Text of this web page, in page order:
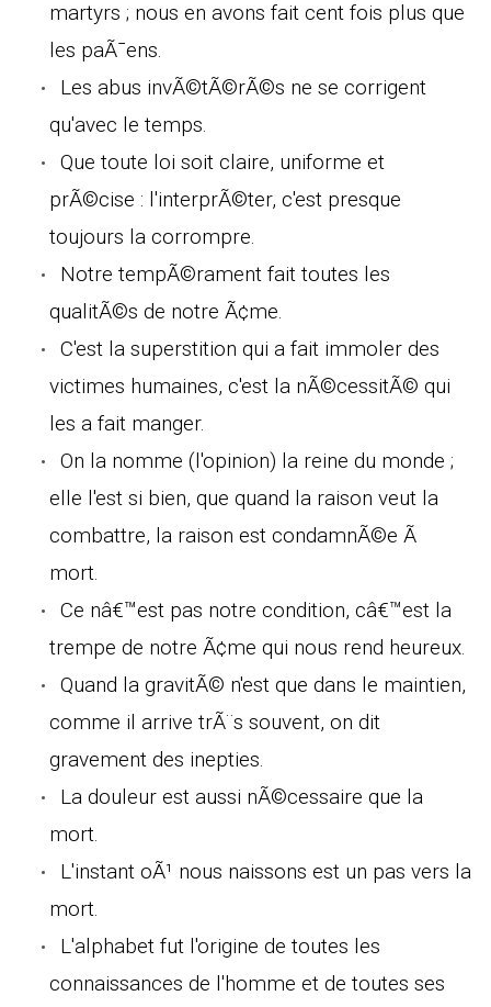
martyrs ; nous en avons fait cent fois plus que
les paÃ¯ens.
Les abus invÃ©tÃ©rÃ©s ne se corrigent
qu'avec le temps.
Que toute loi soit claire, uniforme et
prÃ©cise : l'interprÃ©ter, c'est presque
toujours la corrompre.
Notre tempÃ©rament fait toutes les
qualitÃ©s de notre Ã¢me.
C'est la superstition qui a fait immoler des
victimes humaines, c'est la nÃ©cessitÃ© qui
les a fait manger.
On la nomme (l'opinion) la reine du monde ;
elle l'est si bien, que quand la raison veut la
combattre, la raison est condamnÃ©e Ã
mort.
Ce nâ€™est pas notre condition, câ€™est la
trempe de notre Ã¢me qui nous rend heureux.
Quand la gravitÃ© n'est que dans le maintien,
comme il arrive trÃ¨s souvent, on dit
gravement des inepties.
La douleur est aussi nÃ©cessaire que la
mort.
L'instant oÃ¹ nous naissons est un pas vers la
mort.
L'alphabet fut l'origine de toutes les
connaissances de l'homme et de toutes ses